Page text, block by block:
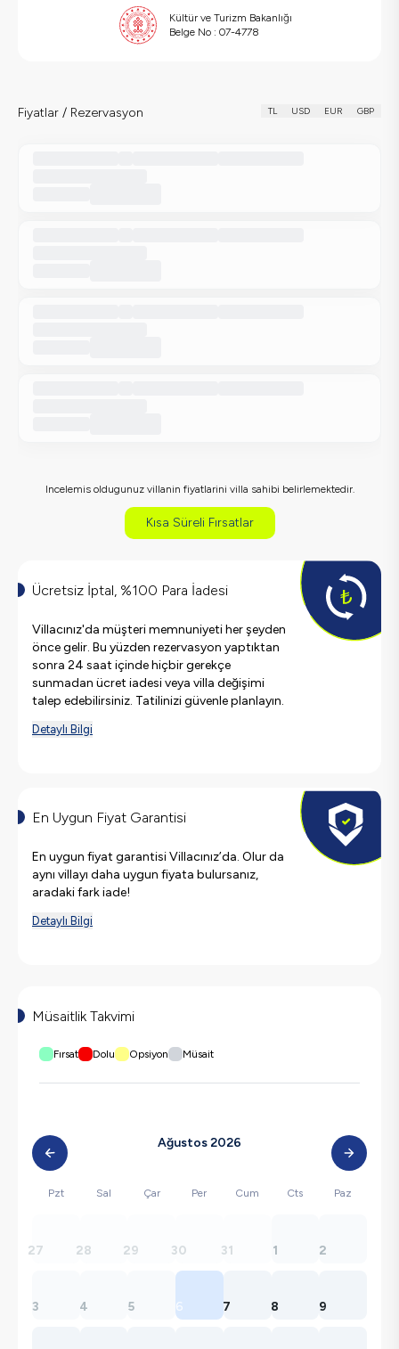
Kültür ve Turizm Bakanlığı
Belge No : 07-4778
Fiyatlar / Rezervasyon TL USD EUR GBP
Incelemis oldugunuz villanin fiyatlarini villa sahibi belirlemektedir.
Kısa Süreli Fırsatlar
Ücretsiz İptal, %100 Para İadesi
Villacınız'da müşteri memnuniyeti her şeyden
önce gelir. Bu yüzden rezervasyon yaptıktan
sonra 24 saat içinde hiçbir gerekçe
sunmadan ücret iadesi veya villa değişimi
talep edebilirsiniz. Tatilinizi güvenle planlayın.
Detaylı Bilgi
En Uygun Fiyat Garantisi
En uygun fiyat garantisi Villacınız’da. Olur da
aynı villayı daha uygun fiyata bulursanız,
aradaki fark iade!
Detaylı Bilgi
Müsaitlik Takvimi
Fırsat Dolu Opsiyon Müsait
Ağustos 2026
Pzt Sal Çar Per Cum Cts Paz
27 28 29 30 31 1 2
3 4 5 6 7 8 9